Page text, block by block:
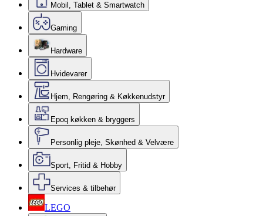
Mobil, Tablet & Smartwatch
Gaming
Hardware
Hvidevarer
Hjem, Rengøring & Køkkenudstyr
Epoq køkken & bryggers
Personlig pleje, Skønhed & Velvære
Sport, Fritid & Hobby
Services & tilbehør
LEGO